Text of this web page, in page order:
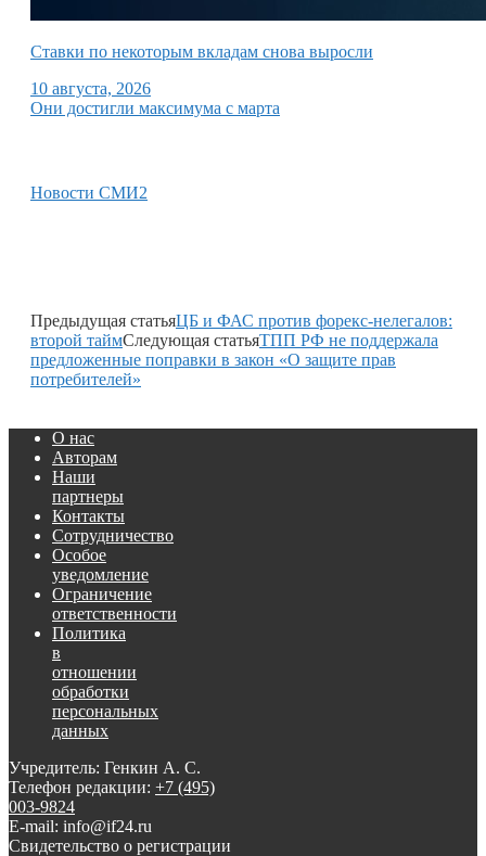
Ставки по некоторым вкладам снова выросли
10 августа, 2026
Они достигли максимума с марта
Новости СМИ2
Предыдущая статьяЦБ и ФАС против форекс-нелегалов:
второй таймСледующая статьяТПП РФ не поддержала
предложенные поправки в закон «О защите прав
потребителей»
О нас
Авторам
Наши
партнеры
Контакты
Сотрудничество
Особое
уведомление
Ограничение
ответственности
Политика
в
отношении
обработки
персональных
данных
Учредитель: Генкин А. С.
Телефон редакции: +7 (495)
003-9824
E-mail: info@if24.ru
Свидетельство о регистрации